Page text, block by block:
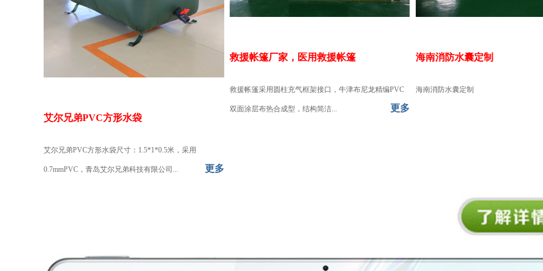
艾尔兄弟PVC方形水袋
艾尔兄弟PVC方形水袋尺寸：1.5*1*0.5米，采用
0.7mmPVC，青岛艾尔兄弟科技有限公司... 更多
救援帐篷厂家，医用救援帐篷
救援帐篷采用圆柱充气框架接口，牛津布尼龙精编PVC
双面涂层布热合成型，结构简洁... 更多
海南消防水囊定制
海南消防水囊定制